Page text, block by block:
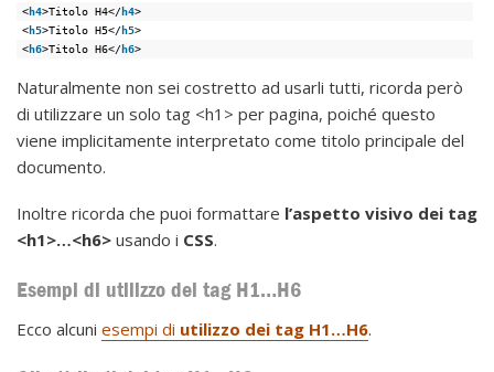
<h4>Titolo H4</h4>
<h5>Titolo H5</h5>
<h6>Titolo H6</h6>
Naturalmente non sei costretto ad usarli tutti, ricorda però
di utilizzare un solo tag <h1> per pagina, poiché questo
viene implicitamente interpretato come titolo principale del
documento.
Inoltre ricorda che puoi formattare l’aspetto visivo dei tag
<h1>…<h6> usando i CSS.
Esempi di utilizzo dei tag H1…H6
Ecco alcuni esempi di utilizzo dei tag H1…H6.